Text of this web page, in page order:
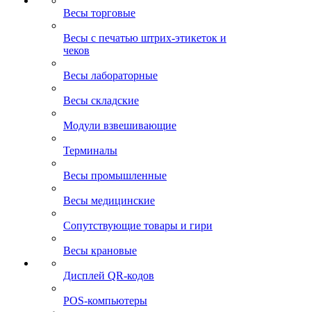
Весы торговые
Весы с печатью штрих-этикеток и
чеков
Весы лабораторные
Весы складские
Модули взвешивающие
Терминалы
Весы промышленные
Весы медицинские
Сопутствующие товары и гири
Весы крановые
Дисплей QR-кодов
POS-компьютеры